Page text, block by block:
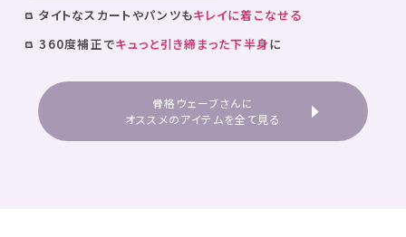
タイトなスカートやパンツもキレイに着こなせる
360度補正でキュっと引き締まった下半身に
骨格ウェーブさんに
オススメのアイテムを全て見る